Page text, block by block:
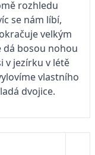
rozhledu
se nám líbí,
velkým
dá bosou nohou
v jezírku v létě
vlastního
dvojice.